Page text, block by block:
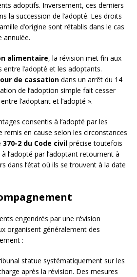
adoptifs. Inversement, ces derniers
la succession de l’adopté. Les droits
d’origine sont rétablis dans le cas
annulée.
alimentaire, la révision met fin aux
l’adopté et les adoptants.
de cassation dans un arrêt du 14
de l’adoption simple fait cesser
l’adoptant et l’adopté ».
consentis à l’adopté par les
en cause selon les circonstances
2 du Code civil précise toutefois
l’adopté par l’adoptant retournent à
dans l’état où ils se trouvent à la date
engendrés par une révision
organisent généralement des
:
statue systématiquement sur les
après la révision. Des mesures